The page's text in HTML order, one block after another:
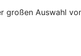
großen Auswahl